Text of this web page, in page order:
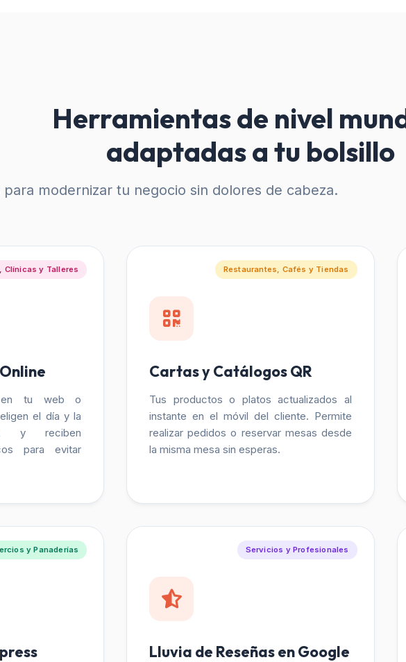
Herramientas de nivel
adaptadas a tu bolsillo
modernizar tu negocio sin dolores de cabeza.
Clínicas y Talleres
en tu web o
el día y la
y reciben
para evitar
Restaurantes, Cafés y Tiendas
Cartas y Catálogos QR
Tus productos o platos actualizados al
instante en el móvil del cliente. Permite
realizar pedidos o reservar mesas desde
la misma mesa sin esperas.
y Panaderías Servicios y Profesionales
Lluvia de Reseñas en Google